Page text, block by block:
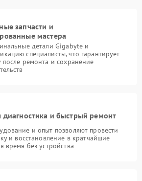
запчасти и
мастера
детали Gigabyte и
специалисты, что гарантирует
ремонта и сохранение
диагностика и быстрый ремонт
и опыт позволяют провести
и восстановление в кратчайшие
время без устройства